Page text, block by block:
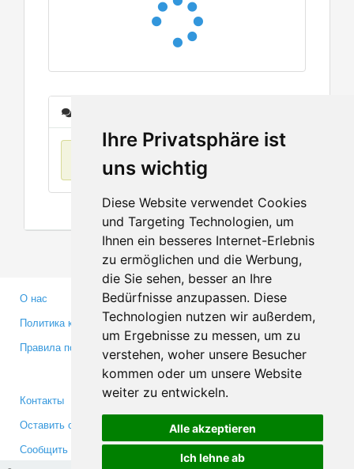
Ihre Privatsphäre ist
uns wichtig
Diese Website verwendet Cookies
und Targeting Technologien, um
Ihnen ein besseres Internet-Erlebnis
zu ermöglichen und die Werbung,
die Sie sehen, besser an Ihre
Bedürfnisse anzupassen. Diese
Technologien nutzen wir außerdem,
um Ergebnisse zu messen, um zu
verstehen, woher unsere Besucher
kommen oder um unsere Website
weiter zu entwickeln.
Alle akzeptieren
Ich lehne ab
О нас
Политика конфиденциальности
Правила пользования
Партнерам
Инвесторам
Медиа
Контакты
Оставить отзыв
Сообщить об ошибке
Facebook
Twitter
YouTube